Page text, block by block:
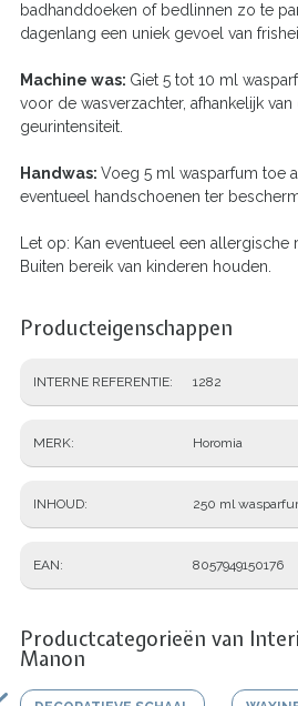
badhanddoeken of bedlinnen zo te
dagenlang een uniek gevoel van
Machine was: Giet 5 tot 10 ml
voor de wasverzachter, afhankelijk
geurintensiteit.
Handwas: Voeg 5 ml wasparfum toe
eventueel handschoenen ter
Let op: Kan eventueel een allergische
Buiten bereik van kinderen houden.
Producteigenschappen
INTERNE REFERENTIE 1282
MERK Horomia
INHOUD 250 ml
EAN 8057949150176
Productcategorieën van
Manon